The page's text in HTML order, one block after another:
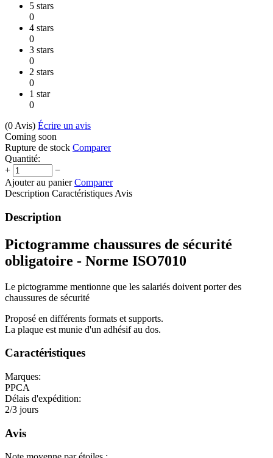
5 stars
0
4 stars
0
3 stars
0
2 stars
0
1 star
0
(0 Avis) Écrire un avis
Coming soon
Rupture de stock Comparer
Quantité:
+
−
Ajouter au panier Comparer
Description Caractéristiques Avis
Description
Pictogramme chaussures de sécurité
obligatoire - Norme ISO7010
Le pictogramme mentionne que les salariés doivent porter des
chaussures de sécurité
Proposé en différents formats et supports.
La plaque est munie d'un adhésif au dos.
Caractéristiques
Marques:
PPCA
Délais d'expédition:
2/3 jours
Avis